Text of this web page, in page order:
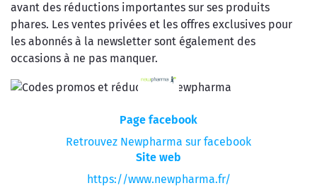
avant des réductions importantes sur ses produits
phares. Les ventes privées et les offres exclusives pour
les abonnés à la newsletter sont également des
occasions à ne pas manquer.
Page facebook
Retrouvez Newpharma sur facebook
Site web
https://www.newpharma.fr/